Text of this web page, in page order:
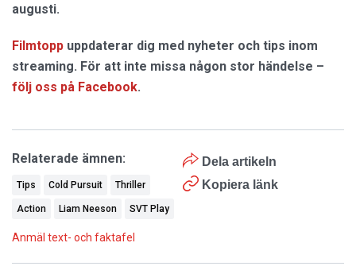
augusti.
Filmtopp uppdaterar dig med nyheter och tips inom
streaming. För att inte missa någon stor händelse –
följ oss på Facebook.
Dela artikeln
Kopiera länk
Relaterade ämnen:
Tips Cold Pursuit Thriller
Action Liam Neeson SVT Play
Anmäl text- och faktafel